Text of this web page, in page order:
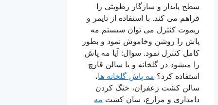
سطح پایدار و سازگار رطوبتی را
فراهم می کند. با استفاده از تایمر و
ریموت کنترل می توان سیستم مه
پاش را روشن وخاموش نمود و بطور
کامل کنترل نمود. سوال: آیا مه پاش
را میشود در گلخانه و یا سالن قارچ
استفاده کرد؟مه پاش گلخانه ها،
سالن کشت زعفران، خنگ کردن
دامداری و مزارع، سان کشتمه